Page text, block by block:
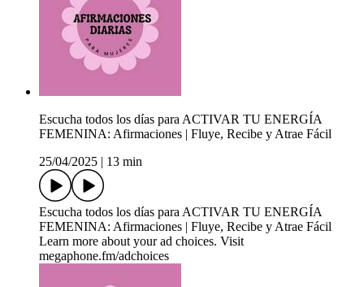
Escucha todos los días para ACTIVAR TU ENERGÍA
FEMENINA: Afirmaciones | Fluye, Recibe y Atrae Fácil
25/04/2025
13 min
Escucha todos los días para ACTIVAR TU ENERGÍA
FEMENINA: Afirmaciones | Fluye, Recibe y Atrae Fácil
Learn more about your ad choices. Visit
megaphone.fm/adchoices